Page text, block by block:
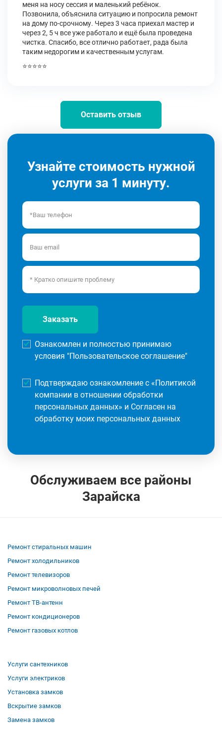
меня на носу сессия и маленький ребёнок.
Позвонила, объяснила ситуацию и попросила ремонт
на дому по-срочному. Через 3 часа приехал мастер и
через 2, 5 ч все уже работало и ещё была проведена
чистка. Спасибо, все отлично работает, рада была
таким недорогим и качественным услугам.
⭐⭐⭐⭐⭐
Оставить отзыв
Узнайте стоимость нужной
услуги за 1 минуту.
Заказать
Ознакомлен и полностью принимаю
условия "Пользовательское соглашение"
Подтверждаю ознакомление с «Политикой
компании в отношении обработки
персональных данных» и Согласен на
обработку моих персональных данных
Обслуживаем все районы
Зарайска
Ремонт стиральных машин
Ремонт холодильников
Ремонт телевизоров
Ремонт микроволновых печей
Ремонт ТВ-антенн
Ремонт кондиционеров
Ремонт газовых котлов
Услуги сантехников
Услуги электриков
Установка замков
Вскрытие замков
Замена замков